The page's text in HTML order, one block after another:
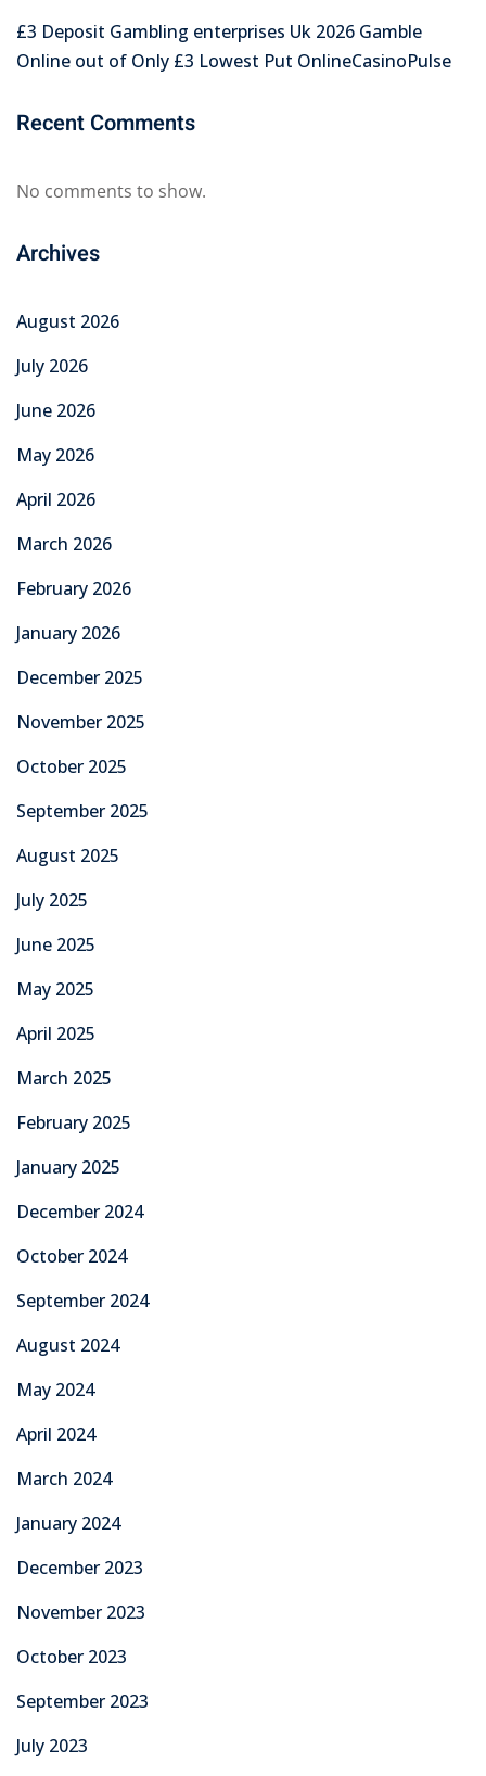
£3 Deposit Gambling enterprises Uk 2026 Gamble
Online out of Only £3 Lowest Put OnlineCasinoPulse
Recent Comments
No comments to show.
Archives
August 2026
July 2026
June 2026
May 2026
April 2026
March 2026
February 2026
January 2026
December 2025
November 2025
October 2025
September 2025
August 2025
July 2025
June 2025
May 2025
April 2025
March 2025
February 2025
January 2025
December 2024
October 2024
September 2024
August 2024
May 2024
April 2024
March 2024
January 2024
December 2023
November 2023
October 2023
September 2023
July 2023